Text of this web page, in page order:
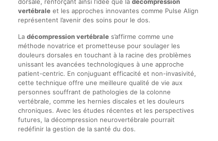
vertébraleet les approches innovantes comme Pulse Align
représentent l’avenir des soins pour le dos.
La décompression vertébrales’affirme comme une
méthode novatrice et prometteuse pour soulager les
douleurs dorsales en touchant à la racine des problèmes
unissant les avancées technologiques à une approche
patient-centric. En conjuguant efficacité et non-invasivité,
cette technique offre une meilleure qualité de vie aux
personnes souffrant de pathologies de la colonne
vertébrale, comme les hernies discales et les douleurs
chroniques. Avec les études récentes et les perspectives
futures, la décompression neurovertébrale pourrait
redéfinir la gestion de la santé du dos.